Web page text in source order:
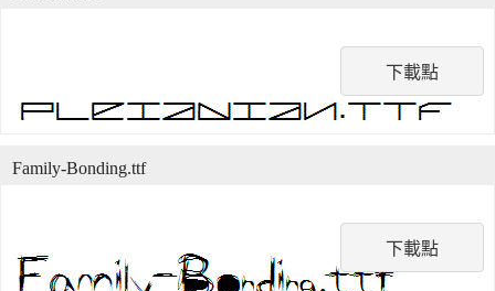
下載點
下載點
Family-Bonding.ttf